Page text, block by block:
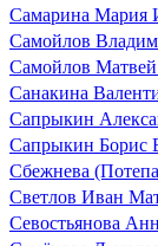
Самарина Мария
Самойлов
Самойлов
Санакина
Сапрыкин
Сапрыкин Борис
Сбежнева
Светлов Иван
Севостьянова